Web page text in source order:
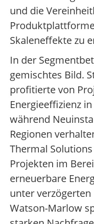
und die
Skaleneffekte zu
In der
gemischtes Bild.
profitierte von
Energieeffizienz
während
Regionen
Thermal
Projekten im
erneuerbare
unter
Watson-Marlow